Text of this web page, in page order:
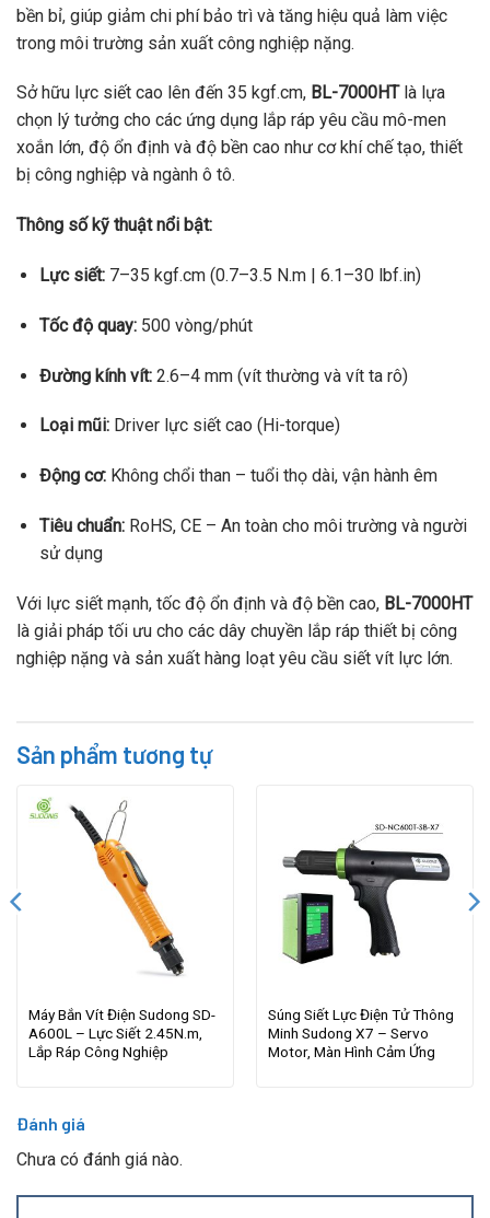
bền bỉ, giúp giảm chi phí bảo trì và tăng hiệu quả làm việc
trong môi trường sản xuất công nghiệp nặng.
Sở hữu lực siết cao lên đến 35 kgf.cm, BL-7000HTlà lựa
chọn lý tưởng cho các ứng dụng lắp ráp yêu cầu mô-men
xoắn lớn, độ ổn định và độ bền cao như cơ khí chế tạo, thiết
bị công nghiệp và ngành ô tô.
Thông số kỹ thuật nổi bật:
Lực siết:7–35 kgf.cm (0.7–3.5 N.m | 6.1–30 lbf.in)
Tốc độ quay:500 vòng/phút
Đường kính vít:2.6–4 mm (vít thường và vít ta rô)
Loại mũi:Driver lực siết cao (Hi-torque)
Động cơ:Không chổi than – tuổi thọ dài, vận hành êm
Tiêu chuẩn:RoHS, CE – An toàn cho môi trường và người
sử dụng
Với lực siết mạnh, tốc độ ổn định và độ bền cao, BL-7000HT
là giải pháp tối ưu cho các dây chuyền lắp ráp thiết bị công
nghiệp nặng và sản xuất hàng loạt yêu cầu siết vít lực lớn.
Sản phẩm tương tự
Máy Bắn Vít Điện Sudong SD-
A600L – Lực Siết 2.45N.m,
Lắp Ráp Công Nghiệp
Súng Siết Lực Điện Tử Thông
Minh Sudong X7 – Servo
Motor, Màn Hình Cảm Ứng
Đánh giá
Chưa có đánh giá nào.